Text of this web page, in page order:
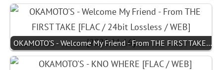
OKAMOTO'S - Welcome My Friend - From THE FIRST TAKE…